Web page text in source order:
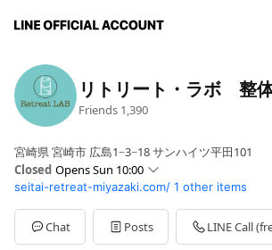
リトリート・ラボ 整
Friends 1,390
宮崎県 宮崎市 広島1−3−18 サンハイツ平田101
Closed Opens Sun 10:00
Sun10:00 - 21:00
Mon10:00 - 21:00
Tue10:00 - 21:00
Wed10:00 - 21:00
seitai-retreat-miyazaki.com/ 1 other items
Chat Posts LINE Call